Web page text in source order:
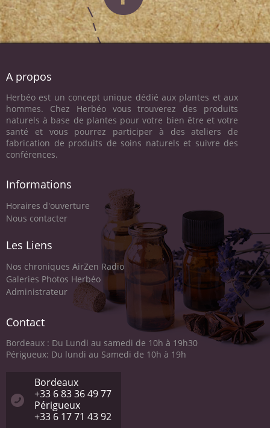
A propos
Herbéo est un concept unique dédié aux plantes et aux
hommes. Chez Herbéo vous trouverez des produits
naturels à base de plantes pour votre bien être et votre
santé et vous pourrez participer à des ateliers de
fabrication de produits de soins naturels et suivre des
conférences.
Informations
Horaires d'ouverture
Nous contacter
Les Liens
Nos chroniques AirZen Radio
Galeries Photos Herbéo
Administrateur
Contact
Bordeaux : Du Lundi au samedi de 10h à 19h30
Périgueux: Du lundi au Samedi de 10h à 19h
Bordeaux
+33 6 83 36 49 77
Périgueux
+33 6 17 71 43 92